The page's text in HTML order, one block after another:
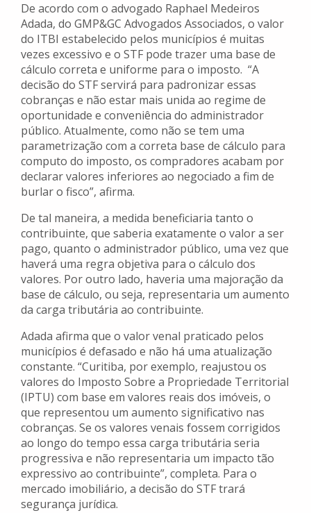
De acordo com o advogado Raphael Medeiros
Adada, do GMP&GC Advogados Associados, o valor
do ITBI estabelecido pelos municípios é muitas
vezes excessivo e o STF pode trazer uma base de
cálculo correta e uniforme para o imposto. “A
decisão do STF servirá para padronizar essas
cobranças e não estar mais unida ao regime de
oportunidade e conveniência do administrador
público. Atualmente, como não se tem uma
parametrização com a correta base de cálculo para
computo do imposto, os compradores acabam por
declarar valores inferiores ao negociado a fim de
burlar o fisco”, afirma.
De tal maneira, a medida beneficiaria tanto o
contribuinte, que saberia exatamente o valor a ser
pago, quanto o administrador público, uma vez que
haverá uma regra objetiva para o cálculo dos
valores. Por outro lado, haveria uma majoração da
base de cálculo, ou seja, representaria um aumento
da carga tributária ao contribuinte.
Adada afirma que o valor venal praticado pelos
municípios é defasado e não há uma atualização
constante. “Curitiba, por exemplo, reajustou os
valores do Imposto Sobre a Propriedade Territorial
(IPTU) com base em valores reais dos imóveis, o
que representou um aumento significativo nas
cobranças. Se os valores venais fossem corrigidos
ao longo do tempo essa carga tributária seria
progressiva e não representaria um impacto tão
expressivo ao contribuinte”, completa. Para o
mercado imobiliário, a decisão do STF trará
segurança jurídica.